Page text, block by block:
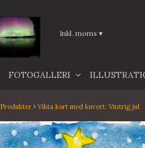
Produkter Vikta kort med kuvert: Vintrig jul
Inkl. moms▾
FOTOGALLERI